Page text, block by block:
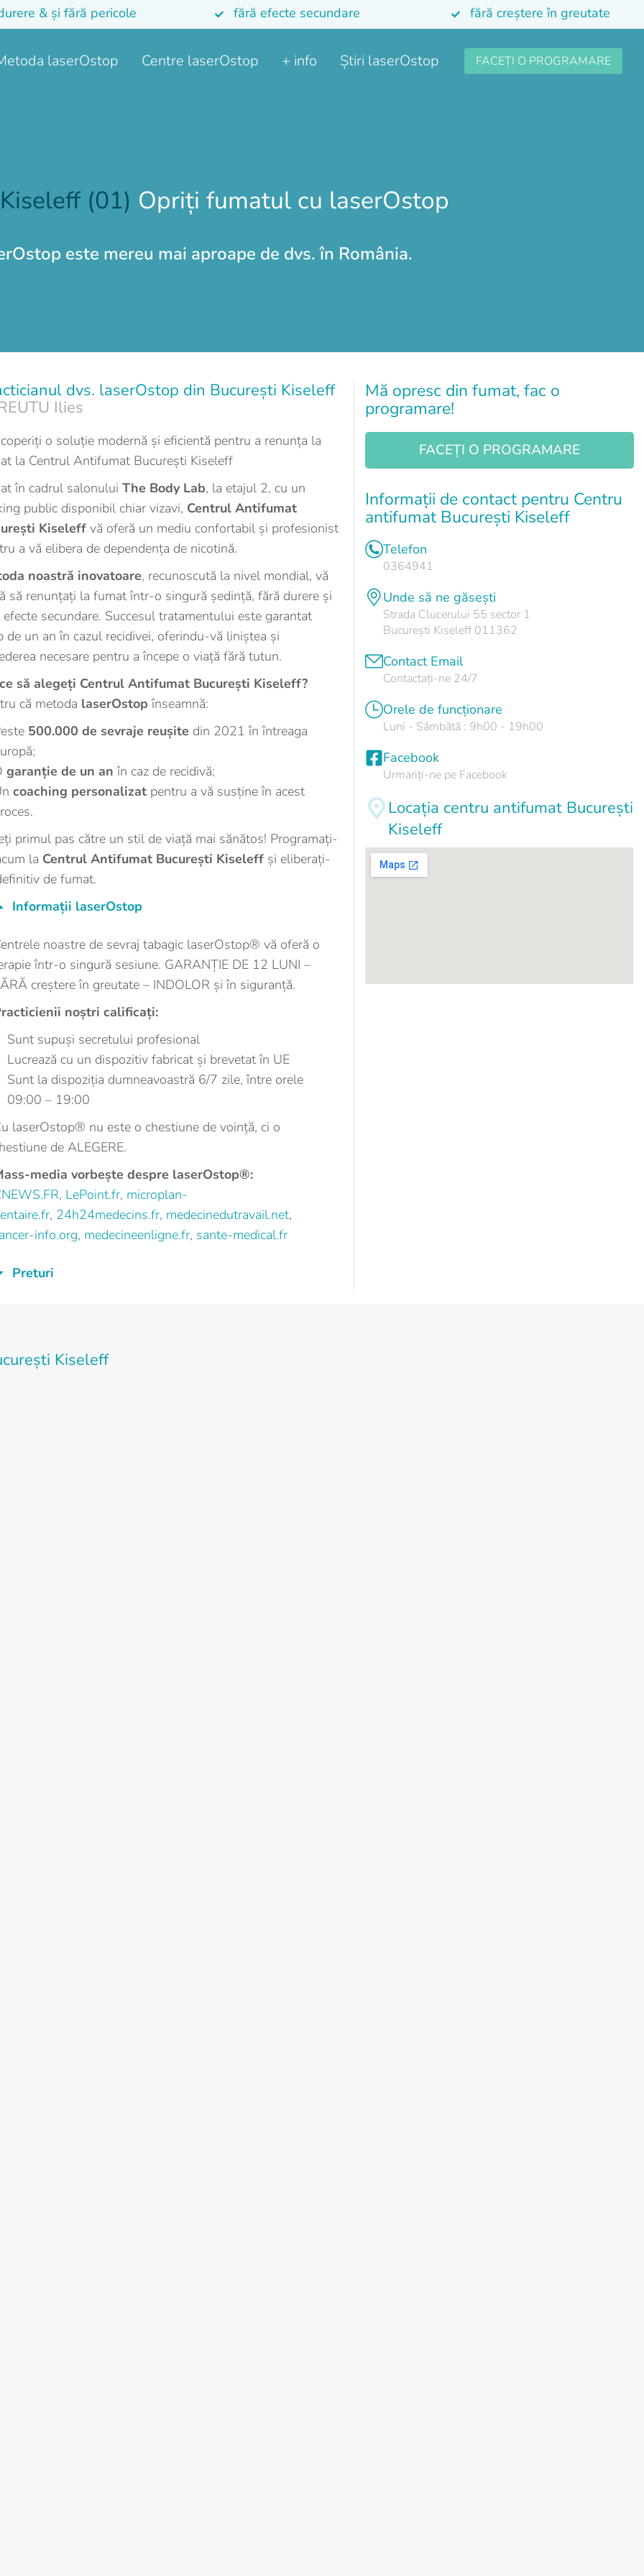
& și fără pericole fără efecte secundare fără creștere în greutate
laserOstop Centre laserOstop + info Știri laserOstop FACEȚI O PROGRAMARE
(01) Opriți fumatul cu laserOstop
este mereu mai aproape de dvs. în România.
dvs. laserOstop din București Kiseleff
Ilies
o soluție modernă și eficientă pentru a renunța la
la Centrul Antifumat București Kiseleff
în cadrul salonuluiThe Body Lab, la etajul 2, cu un
public disponibil chiar vizavi, Centrul Antifumat
Kiseleff vă oferă un mediu confortabil și profesionist
a vă elibera de dependența de nicotină.
noastră inovatoare, recunoscută la nivel mondial, vă
să renunțați la fumat într-o singură ședință, fără durere și
efecte secundare. Succesul tratamentului este garantat
de un an în cazul recidivei, oferindu-vă liniștea și
necesare pentru a începe o viață fără tutun.
să alegeți Centrul Antifumat București Kiseleff?
că metoda laserOstop înseamnă:
500.000 de sevraje reușite din 2021 în întreaga
garanție de un an în caz de recidivă;
coaching personalizat pentru a vă susține în acest
primul pas către un stil de viață mai sănătos! Programați-
la Centrul Antifumat București Kiseleff și eliberați-
de fumat.
Informații laserOstop
noastre de sevraj tabagic laserOstop® vă oferă o
într-o singură sesiune. GARANȚIE DE 12 LUNI –
creștere în greutate – INDOLOR și în siguranță.
noștri calificați:
Sunt supuși secretului profesional
Lucrează cu un dispozitiv fabricat și brevetat în UE
Sunt la dispoziția dumneavoastră 6/7 zile, între orele
09:00 – 19:00
laserOstop® nu este o chestiune de voință, ci o
de ALEGERE.
media vorbește despre laserOstop®:
, LePoint.fr, microplan-
, 24h24medecins.fr, medecinedutravail.net,
info.org, medecineenligne.fr, sante-medical.fr
Preturi
Mă opresc din fumat, fac o
programare!
FACEȚI O PROGRAMARE
Informații de contact pentru Centru
antifumat București Kiseleff
Telefon
0364941
Unde să ne găsești
Strada Clucerului 55 sector 1
București Kiseleff 011362
Contact Email
Contactați-ne 24/7
Orele de funcționare
Luni - Sâmbătă : 9h00 - 19h00
Facebook
Urmariți-ne pe Facebook
Locația centru antifumat București
Kiseleff
Kiseleff